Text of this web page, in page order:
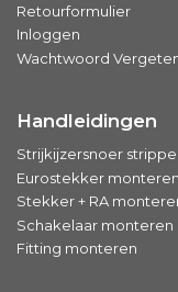
Retourformulier
Inloggen
Wachtwoord
Handleidingen
Strijkijzersnoer
Eurostekker monteren
Stekker + RA
Schakelaar monteren
Fitting monteren